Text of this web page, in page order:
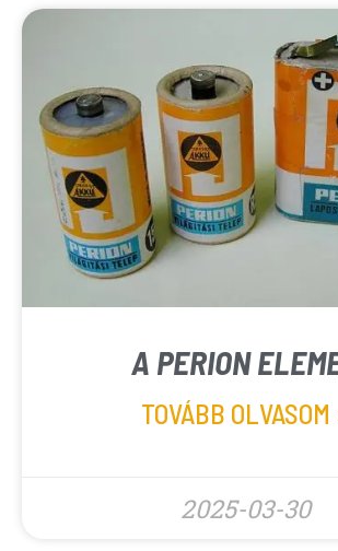
A PERION
TOVÁBB OLVASOM
2025-03-30